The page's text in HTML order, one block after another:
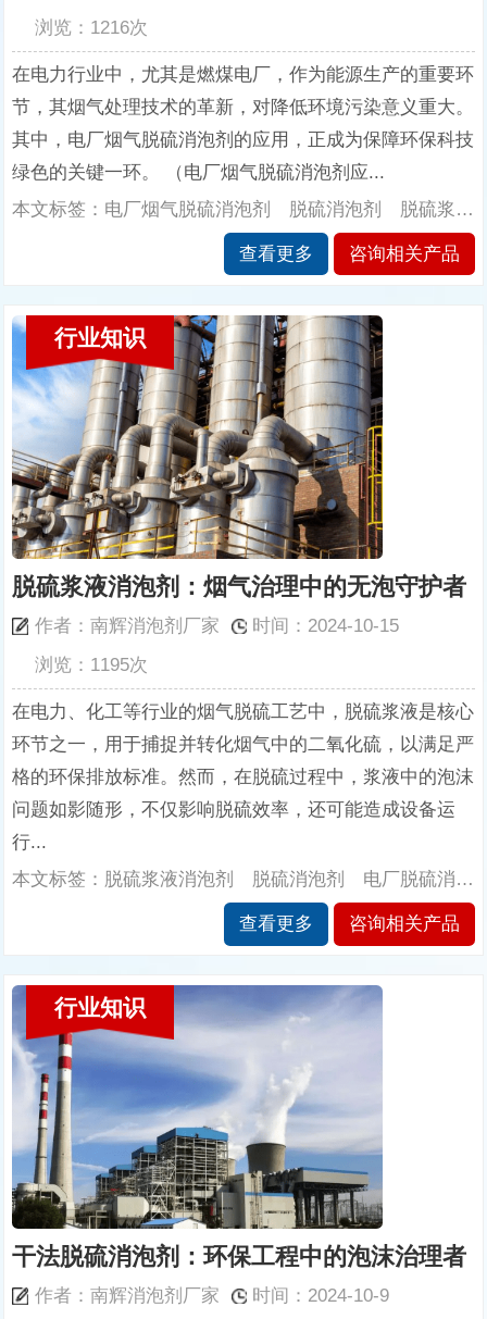
浏览：1216次
在电力行业中，尤其是燃煤电厂，作为能源生产的重要环
节，其烟气处理技术的革新，对降低环境污染意义重大。
其中，电厂烟气脱硫消泡剂的应用，正成为保障环保科技
绿色的关键一环。 （电厂烟气脱硫消泡剂应...
本文标签：电厂烟气脱硫消泡剂 脱硫消泡剂 脱硫浆液消泡剂 干法脱硫消泡剂 脱硫塔消泡剂 脱硫厂消泡剂 南辉消泡剂
查看更多 咨询相关产品
行业知识
脱硫浆液消泡剂：烟气治理中的无泡守护者
作者：南辉消泡剂厂家
时间：2024-10-15
浏览：1195次
在电力、化工等行业的烟气脱硫工艺中，脱硫浆液是核心
环节之一，用于捕捉并转化烟气中的二氧化硫，以满足严
格的环保排放标准。然而，在脱硫过程中，浆液中的泡沫
问题如影随形，不仅影响脱硫效率，还可能造成设备运
行...
本文标签：脱硫浆液消泡剂 脱硫消泡剂 电厂脱硫消泡剂 干法脱硫消泡剂 湿法脱硫消泡剂 石灰石脱硫消泡剂 南辉消泡剂
查看更多 咨询相关产品
行业知识
干法脱硫消泡剂：环保工程中的泡沫治理者
作者：南辉消泡剂厂家
时间：2024-10-9